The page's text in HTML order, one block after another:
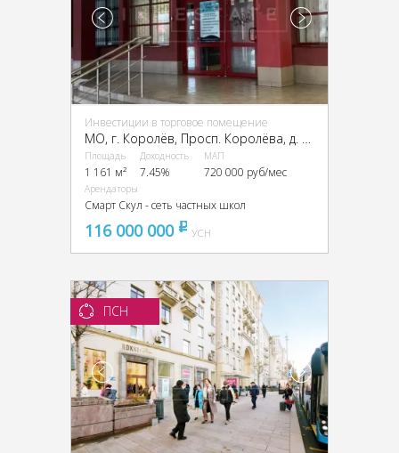
Инвестиции в торговое помещение
Площадь
1 161 м²
Доходность
7.45%
МАП
720 000 руб/мес
Арендаторы
Смарт Скул - сеть частных школ
116 000 000 pуб
УСН
ПСН